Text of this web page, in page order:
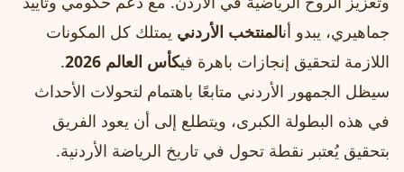
جماهيري، يبدو أنالمنتخب الأردني يمتلك كل المكونات
اللازمة لتحقيق إنجازات باهرة فيكأس العالم 2026
.
سيظل الجمهور الأردني متابعًا باهتمام لتحولات الأحداث
في هذه البطولة الكبرى، ويتطلع إلى أن يعود الفريق
بتحقيق يُعتبر نقطة تحول في تاريخ الرياضة الأردنية.